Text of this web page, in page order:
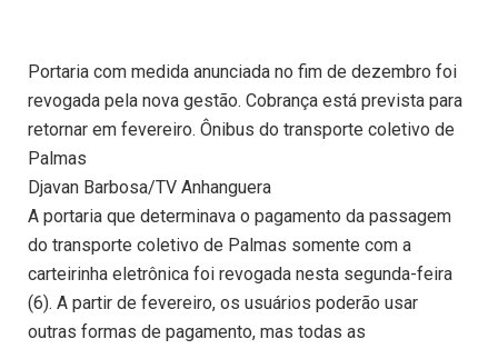
Portaria com medida anunciada no fim de dezembro foi
revogada pela nova gestão. Cobrança está prevista para
retornar em fevereiro. Ônibus do transporte coletivo de
Palmas
Djavan Barbosa/TV Anhanguera
A portaria que determinava o pagamento da passagem
do transporte coletivo de Palmas somente com a
carteirinha eletrônica foi revogada nesta segunda-feira
(6). A partir de fevereiro, os usuários poderão usar
outras formas de pagamento, mas todas as